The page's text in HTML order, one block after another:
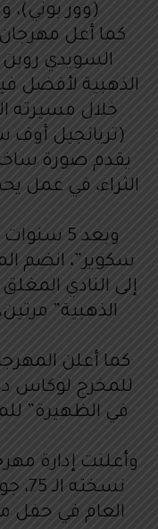
(وور بوني)،
كما أعل
السويدي
الذهبية لأفضل
خلال مسيرته
(تريانجيل أوف
يقدم صورة
الثراء، في عمل
وبعد 5
إلى النادي
الذهبية”
كما أعلن
للمخرج لوكاس
في الظهيرة”
وأعلنت إدارة
العام في حفل